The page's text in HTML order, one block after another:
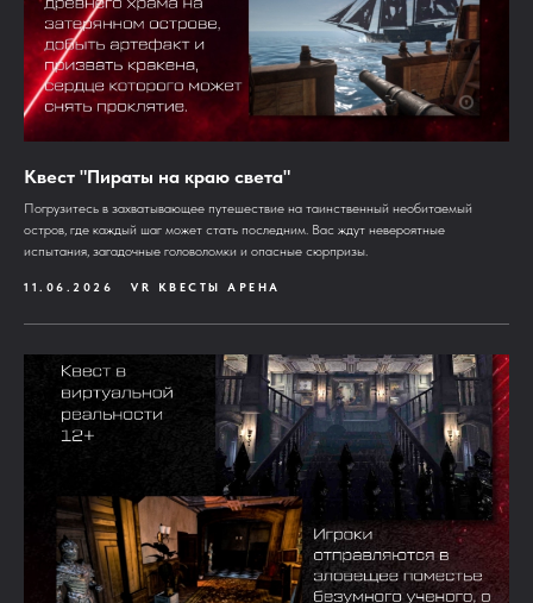
Квест "Пираты на краю света"
Погрузитесь в захватывающее путешествие на таинственный необитаемый
остров, где каждый шаг может стать последним. Вас ждут невероятные
испытания, загадочные головоломки и опасные сюрпризы.
11.06.2026 VR КВЕСТЫ АРЕНА